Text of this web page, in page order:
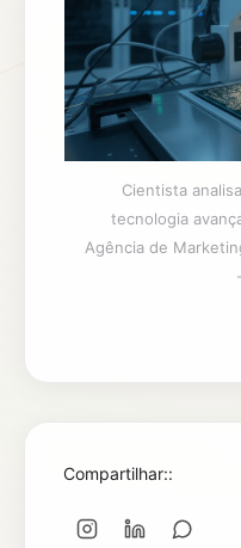
Cientista
tecnologia
Agência de
Compartilhar::